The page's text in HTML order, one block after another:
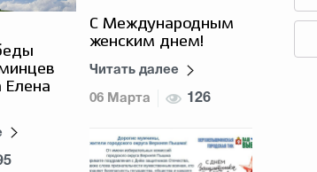
Елена
С Международным
женским днем!
Читать далее
06 Марта 126